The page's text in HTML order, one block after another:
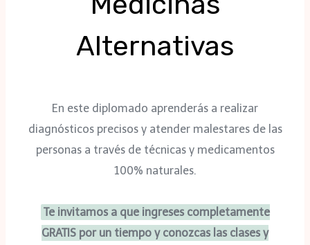
Alternativas
En este diplomado aprenderás a realizar
diagnósticos precisos y atender malestares de las
personas a través de técnicas y medicamentos
100% naturales.
Te invitamos a que ingreses completamente
GRATIS por un tiempo y conozcas las clases y